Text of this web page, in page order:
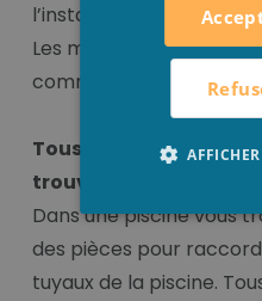
l’installation de votre
Les manchons/
comme matériaux
Tous les raccords
trouvez- vous ici !
Dans une piscine vous
des pièces pour
tuyaux de la piscine.